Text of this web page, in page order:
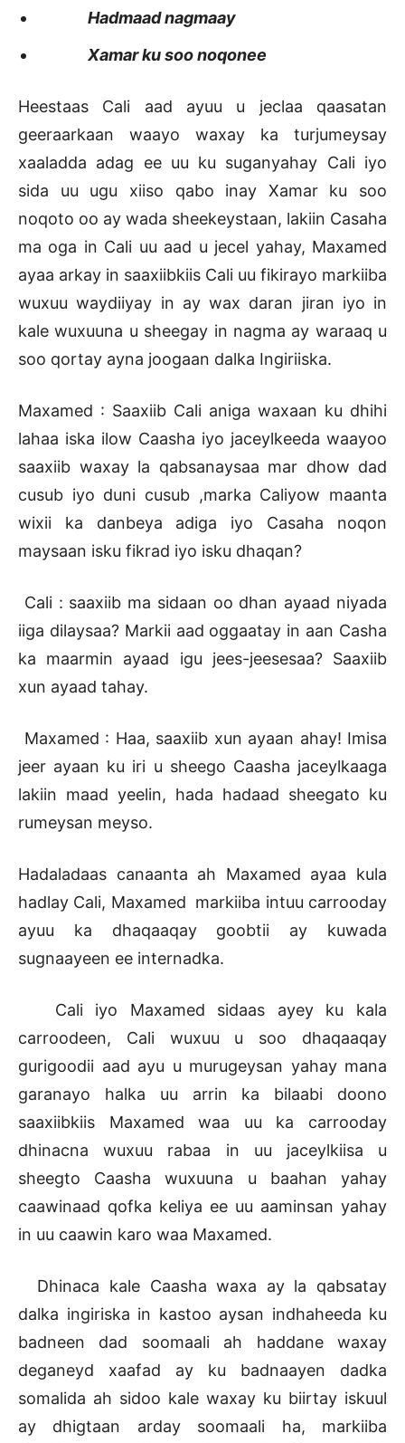
Hadmaad nagmaay
Xamar ku soo noqonee
Heestaas Cali aad ayuu u jeclaa qaasatan
geeraarkaan waayo waxay ka turjumeysay
xaaladda adag ee uu ku suganyahay Cali iyo
sida uu ugu xiiso qabo inay Xamar ku soo
noqoto oo ay wada sheekeystaan, lakiin Casaha
ma oga in Cali uu aad u jecel yahay, Maxamed
ayaa arkay in saaxiibkiis Cali uu fikirayo markiiba
wuxuu waydiiyay in ay wax daran jiran iyo in
kale wuxuuna u sheegay in nagma ay waraaq u
soo qortay ayna joogaan dalka Ingiriiska.
Maxamed : Saaxiib Cali aniga waxaan ku dhihi
lahaa iska ilow Caasha iyo jaceylkeeda waayoo
saaxiib waxay la qabsanaysaa mar dhow dad
cusub iyo duni cusub ,marka Caliyow maanta
wixii ka danbeya adiga iyo Casaha noqon
maysaan isku fikrad iyo isku dhaqan?
Cali : saaxiib ma sidaan oo dhan ayaad niyada
iiga dilaysaa? Markii aad oggaatay in aan Casha
ka maarmin ayaad igu jees-jeesesaa? Saaxiib
xun ayaad tahay.
Maxamed : Haa, saaxiib xun ayaan ahay! Imisa
jeer ayaan ku iri u sheego Caasha jaceylkaaga
lakiin maad yeelin, hada hadaad sheegato ku
rumeysan meyso.
Hadaladaas canaanta ah Maxamed ayaa kula
hadlay Cali, Maxamed markiiba intuu carrooday
ayuu ka dhaqaaqay goobtii ay kuwada
sugnaayeen ee internadka.
Cali iyo Maxamed sidaas ayey ku kala
carroodeen, Cali wuxuu u soo dhaqaaqay
gurigoodii aad ayu u murugeysan yahay mana
garanayo halka uu arrin ka bilaabi doono
saaxiibkiis Maxamed waa uu ka carrooday
dhinacna wuxuu rabaa in uu jaceylkiisa u
sheegto Caasha wuxuuna u baahan yahay
caawinaad qofka keliya ee uu aaminsan yahay
in uu caawin karo waa Maxamed.
Dhinaca kale Caasha waxa ay la qabsatay
dalka ingiriska in kastoo aysan indhaheeda ku
badneen dad soomaali ah haddane waxay
deganeyd xaafad ay ku badnaayen dadka
somalida ah sidoo kale waxay ku biirtay iskuul
ay dhigtaan arday soomaali ha, markiiba